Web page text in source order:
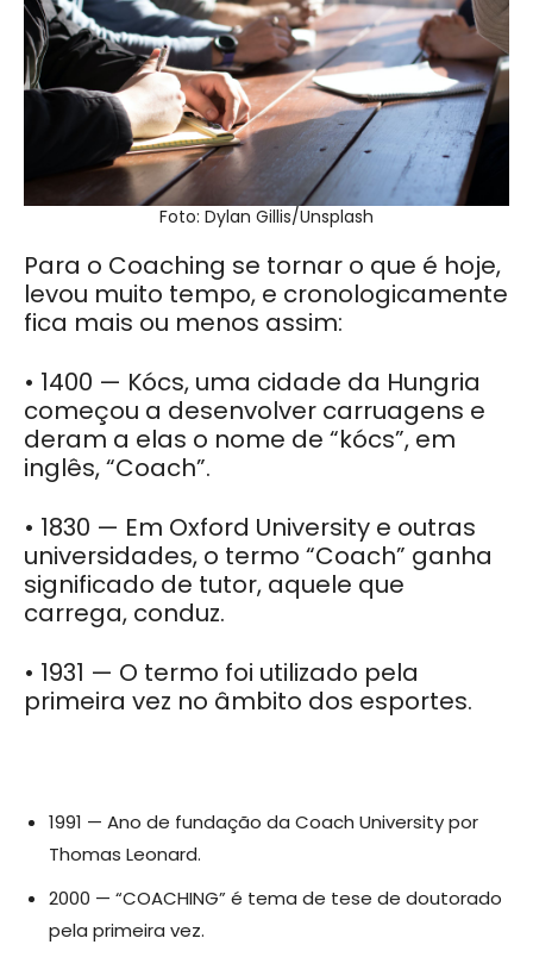
Foto: Dylan Gillis/Unsplash
Para o Coaching se tornar o que é hoje,
levou muito tempo, e cronologicamente
fica mais ou menos assim:
• 1400 — Kócs, uma cidade da Hungria
começou a desenvolver carruagens e
deram a elas o nome de “kócs”, em
inglês, “Coach”.
• 1830 — Em Oxford University e outras
universidades, o termo “Coach” ganha
significado de tutor, aquele que
carrega, conduz.
• 1931 — O termo foi utilizado pela
primeira vez no âmbito dos esportes.
1991 — Ano de fundação da Coach University por
Thomas Leonard.
2000 — “COACHING” é tema de tese de doutorado
pela primeira vez.